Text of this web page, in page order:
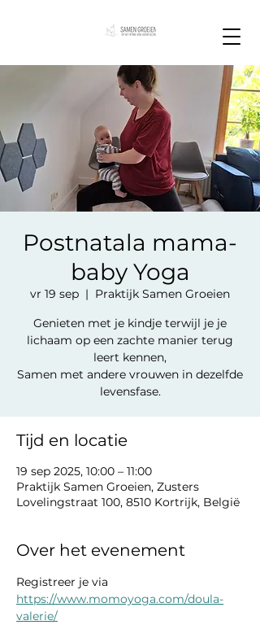
Postnatala mama-
baby Yoga
vr 19 sep
  |
Praktijk Samen Groeien
Genieten met je kindje terwijl je je
lichaam op een zachte manier terug
leert kennen,
Samen met andere vrouwen in dezelfde
levensfase.
Tijd en locatie
19 sep 2025, 10:00 – 11:00
Praktijk Samen Groeien, Zusters
Lovelingstraat 100, 8510 Kortrijk, België
Over het evenement
Registreer je via
https://www.momoyoga.com/doula-
valerie/